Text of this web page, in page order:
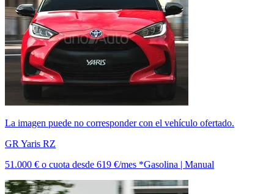
La imagen puede no corresponder con el vehículo ofertado.
GR Yaris RZ
51.000 € o cuota desde 619 €/mes *Gasolina | Manual